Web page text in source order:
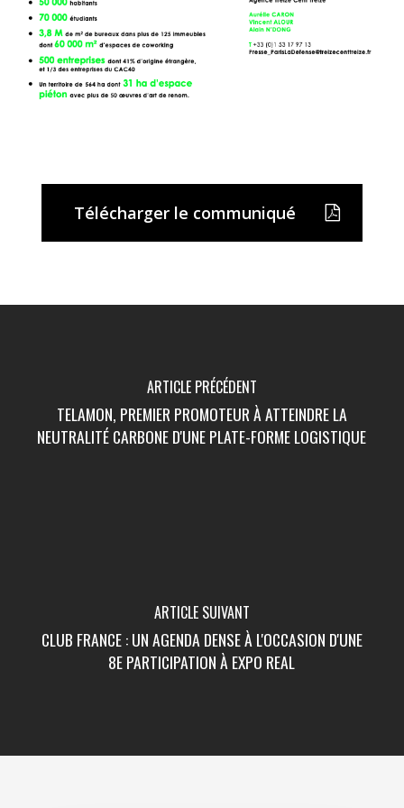
Télécharger le communiqué
ARTICLE PRÉCÉDENT
TELAMON, PREMIER PROMOTEUR À ATTEINDRE LA
NEUTRALITÉ CARBONE D'UNE PLATE-FORME LOGISTIQUE
ARTICLE SUIVANT
CLUB FRANCE : UN AGENDA DENSE À L'OCCASION D'UNE
8E PARTICIPATION À EXPO REAL